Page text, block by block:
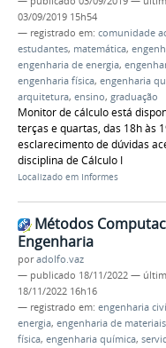
03/09/2019 15h54
— registrado em: comunidade
estudantes, matemática,
engenharia de energia,
engenharia física, engenharia
arquitetura, ensino, graduação
Monitor de cálculo está
terças e quartas, das 18h às
esclarecimento de dúvidas
disciplina de Cálculo I
Localizado em Informes
Métodos
Engenharia
poradolfo.vaz
— publicado 18/11/2022 —
18/11/2022 16h16
— registrado em: engenharia
energia, engenharia de materiais
física, engenharia química,